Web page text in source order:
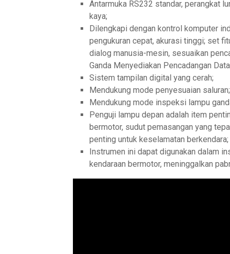
Antarmuka RS232 standar, perangkat
kaya;
Dilengkapi dengan kontrol komputer
pengukuran cepat, akurasi tinggi; set
dialog manusia-mesin, sesuaikan
Ganda Menyediakan Pencadangan
Sistem tampilan digital yang cerah;
Mendukung mode penyesuaian saluran;
Mendukung mode inspeksi lampu
Penguji lampu depan adalah item
bermotor, sudut pemasangan yang
penting untuk keselamatan berkendara;
Instrumen ini dapat digunakan dalam
kendaraan bermotor, meninggalkan